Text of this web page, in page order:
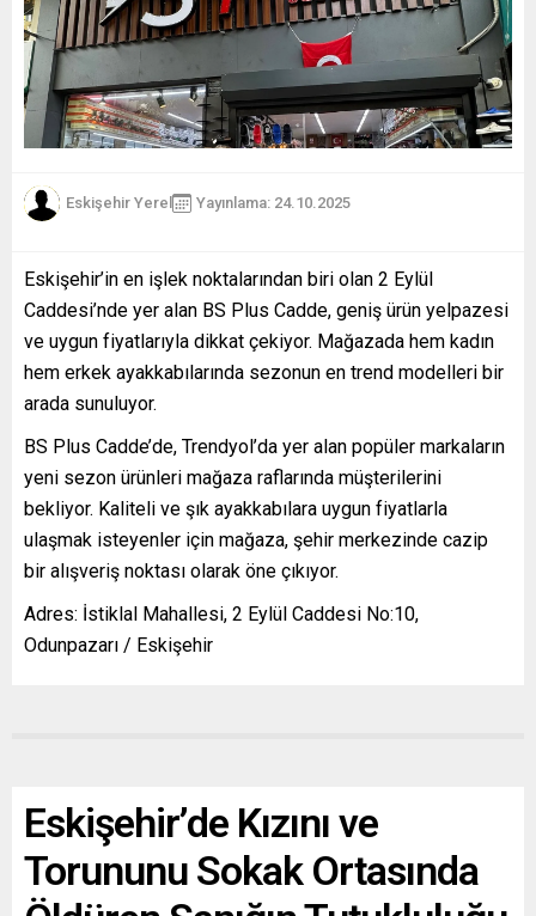
Eskişehir Yerel Yayınlama: 24.10.2025
Eskişehir’in en işlek noktalarından biri olan 2 Eylül
Caddesi’nde yer alan BS Plus Cadde, geniş ürün yelpazesi
ve uygun fiyatlarıyla dikkat çekiyor. Mağazada hem kadın
hem erkek ayakkabılarında sezonun en trend modelleri bir
arada sunuluyor.
BS Plus Cadde’de, Trendyol’da yer alan popüler markaların
yeni sezon ürünleri mağaza raflarında müşterilerini
bekliyor. Kaliteli ve şık ayakkabılara uygun fiyatlarla
ulaşmak isteyenler için mağaza, şehir merkezinde cazip
bir alışveriş noktası olarak öne çıkıyor.
Adres: İstiklal Mahallesi, 2 Eylül Caddesi No:10,
Odunpazarı / Eskişehir
Eskişehir’de Kızını ve
Torununu Sokak Ortasında